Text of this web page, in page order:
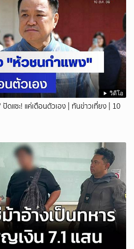
วิดีโอ
ดแซะ! แค่เตือนตัวเอง | ทันข่าวเที่ยง | 10